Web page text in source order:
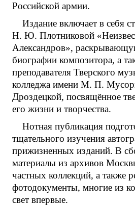
Российской армии.
Издание включает в себя
Н. Ю. Плотниковой
Александров»,
биографии композитора, а
преподавателя Тверского
колледжа имени М. П.
Дроздецкой, посвящённое
его жизни и творчества.
Нотная публикация
тщательного изучения
прижизненных изданий. В
материалы из архивов
частных коллекций, а также
фотодокументы, многие из
свет впервые.